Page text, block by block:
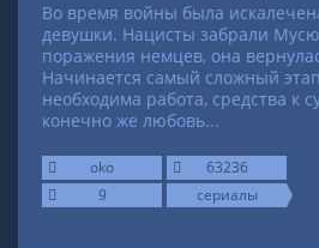
Во время войны была
девушки. Нацисты забрали
поражения немцев, она
Начинается самый сложный
необходима работа, средства к
конечно же любовь...
oko
63236
9
сериалы